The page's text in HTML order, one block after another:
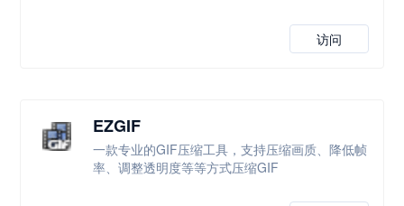
访问
EZGIF
一款专业的GIF压缩工具，支持压缩画质、降低帧
率、调整透明度等等方式压缩GIF